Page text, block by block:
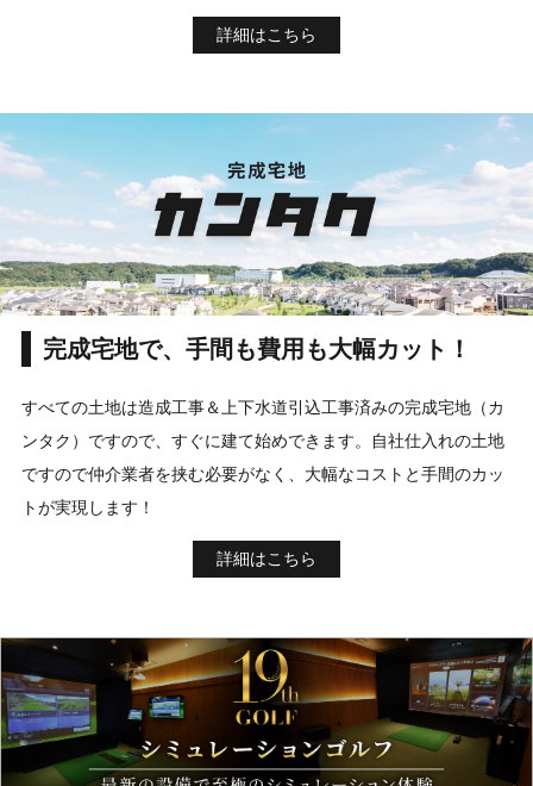
詳細はこちら
完成宅地で、手間も費用も大幅カット！
すべての土地は造成工事＆上下水道引込工事済みの完成宅地（カ
ンタク）ですので、すぐに建て始めできます。自社仕入れの土地
ですので仲介業者を挟む必要がなく、大幅なコストと手間のカッ
トが実現します！
詳細はこちら